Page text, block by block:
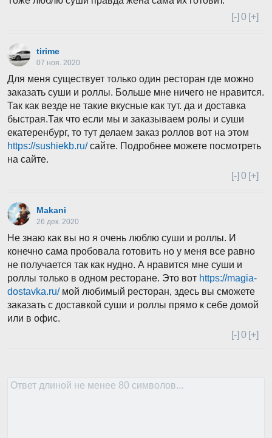
[-] 0 [+]
tirime
07 ноя. 2020
Для меня существует только один ресторан где можно
заказать суши и роллы. Больше мне ничего не нравится.
Так как везде не такие вкусные как тут. да и доставка
быстрая.Так что если мы и заказываем ролы и суши
екатеренбург, то тут делаем заказ роллов вот на этом
https://sushiekb.ru/сайте. Подробнее можете посмотреть
на сайте.
[-] 0 [+]
Makani
26 дек. 2020
Не знаю как вы но я очень люблю суши и роллы. И
конечно сама пробовала готовить но у меня все равно
не получается так как нудно. А нравится мне суши и
роллы только в одном ресторане. Это вот https://magia-
dostavka.ru/мой любимый ресторан, здесь вы сможете
заказать с доставкой суши и роллы прямо к себе домой
или в офис.
[-] 0 [+]